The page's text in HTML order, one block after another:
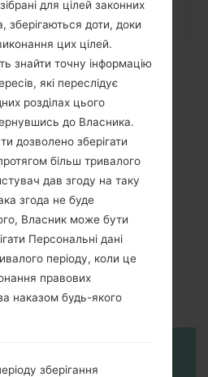
Style Dual
для цілей законних
зберігаються доти, доки
цих цілей.
знайти точну інформацію
які переслідує
розділах цього
до Власника.
дозволено зберігати
більш тривалого
дав згоду на таку
згода не буде
Власник може бути
Персональні дані
періоду, коли це
правових
наказом будь-якого
зберігання